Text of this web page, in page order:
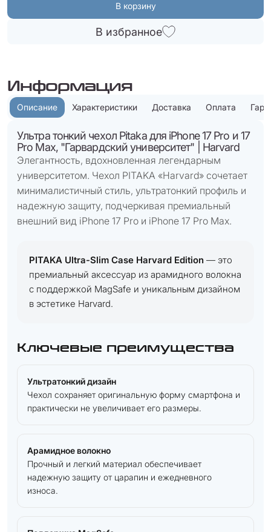
В корзину
В избранное
Информация
Описание Характеристики Доставка Оплата
Ультра тонкий чехол Pitaka для iPhone 17 Pro и 17
Pro Max, "Гарвардский университет" | Harvard
Элегантность, вдохновленная легендарным
университетом. Чехол PITAKA «Harvard» сочетает
минималистичный стиль, ультратонкий профиль и
надежную защиту, подчеркивая премиальный
внешний вид iPhone 17 Pro и iPhone 17 Pro Max.
PITAKA Ultra-Slim Case Harvard Edition — это
премиальный аксессуар из арамидного волокна
с поддержкой MagSafe и уникальным дизайном
в эстетике Harvard.
Ключевые преимущества
Ультратонкий дизайн
Чехол сохраняет оригинальную форму смартфона и
практически не увеличивает его размеры.
Арамидное волокно
Прочный и легкий материал обеспечивает
надежную защиту от царапин и ежедневного
износа.